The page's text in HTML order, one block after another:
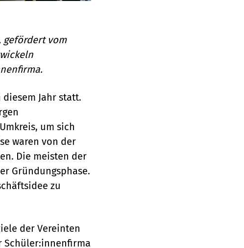
gefördert vom
Jahr statt.
um sich
waren von der
Die meisten der
Gründungsphase.
zu
der Vereinten
Schüler:innenfirma